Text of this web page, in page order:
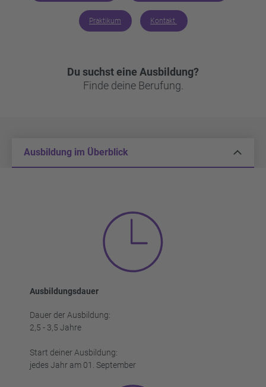
Praktikum Kontakt
Du suchst eine Ausbildung?
Finde deine Berufung.
Ausbildung im Überblick
Ausbildungsdauer
Dauer der Ausbildung:
2,5 - 3,5 Jahre
Start deiner Ausbildung:
jedes Jahr am 01. September